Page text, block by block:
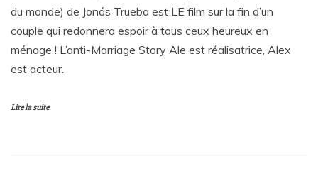
du monde) de Jonás Trueba est LE film sur la fin d’un
couple qui redonnera espoir à tous ceux heureux en
ménage ! L’anti-Marriage Story Ale est réalisatrice, Alex
est acteur.
Lire la suite